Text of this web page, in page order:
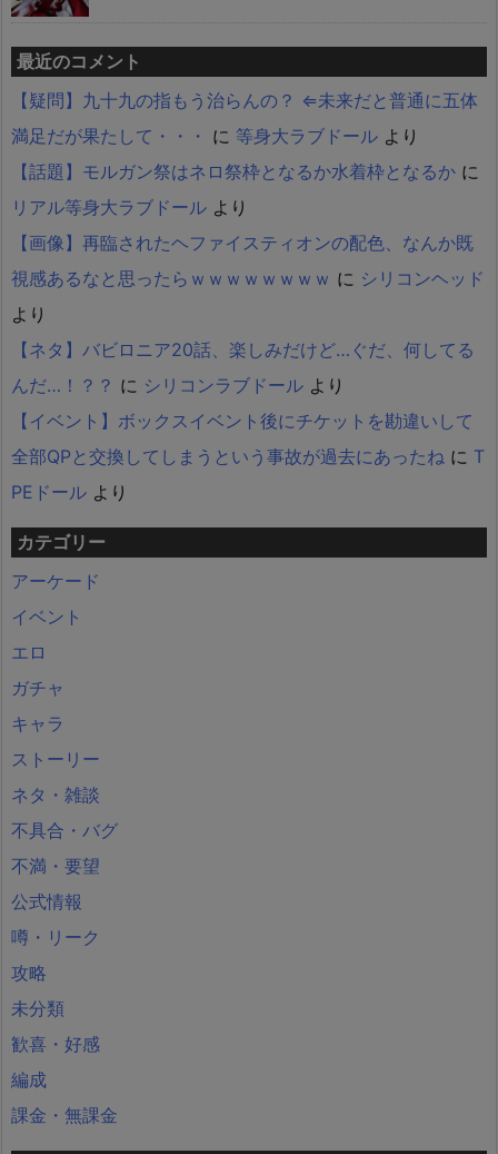
最近のコメント
【疑問】九十九の指もう治らんの？ ⇐未来だと普通に五体
満足だが果たして・・・ に 等身大ラブドール より
【話題】モルガン祭はネロ祭枠となるか水着枠となるか に
リアル等身大ラブドール より
【画像】再臨されたヘファイスティオンの配色、なんか既
視感あるなと思ったらｗｗｗｗｗｗｗｗ に シリコンヘッド
より
【ネタ】バビロニア20話、楽しみだけど…ぐだ、何してる
んだ…！？？ に シリコンラブドール より
【イベント】ボックスイベント後にチケットを勘違いして
全部QPと交換してしまうという事故が過去にあったね に T
PEドール より
カテゴリー
アーケード
イベント
エロ
ガチャ
キャラ
ストーリー
ネタ・雑談
不具合・バグ
不満・要望
公式情報
噂・リーク
攻略
未分類
歓喜・好感
編成
課金・無課金